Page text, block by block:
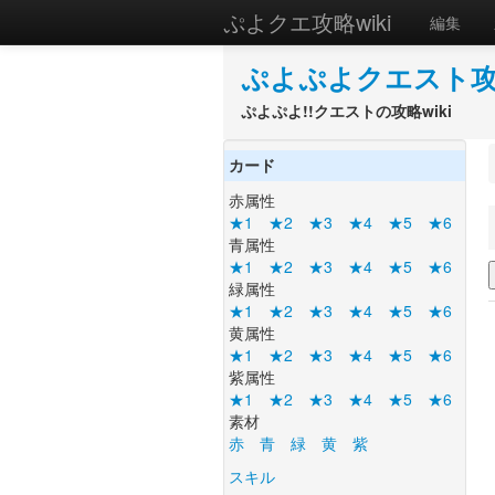
ぷよクエ攻略wiki 編集
ぷよぷよクエスト
ぷよぷよ!!クエストの攻略wiki
カード
赤属性
★1
★2 ★3 ★4 ★5
★6
青属性
★1
★2 ★3 ★4 ★5
★6
緑属性
★1
★2 ★3 ★4 ★5
★6
黄属性
★1
★2 ★3 ★4 ★5
★6
紫属性
★1
★2 ★3 ★4 ★5
★6
素材
赤
青 緑 黄
紫
スキル